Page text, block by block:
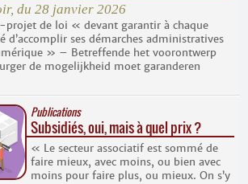
, du 28 janvier 2026
projet de loi « devant garantir à chaque
d’accomplir ses démarches administratives
» – Betreffende het voorontwerp
de mogelijkheid moet garanderen
Publications
Subsidiés, oui, mais à quel prix ?
« Le secteur associatif est sommé de
faire mieux, avec moins, ou bien avec
moins pour faire plus, ou mieux. On s’y